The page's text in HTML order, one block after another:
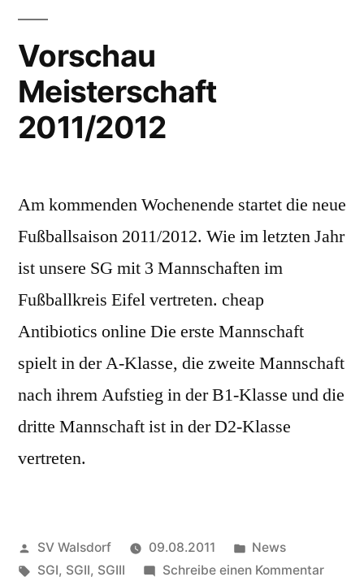
I
Vorschau
Meisterschaft
2011/2012
Am kommenden Wochenende startet die neue
Fußballsaison 2011/2012. Wie im letzten Jahr
ist unsere SG mit 3 Mannschaften im
Fußballkreis Eifel vertreten. cheap
Antibiotics online Die erste Mannschaft
spielt in der A-Klasse, die zweite Mannschaft
nach ihrem Aufstieg in der B1-Klasse und die
dritte Mannschaft ist in der D2-Klasse
vertreten.
Veröffentlicht
von
SV Walsdorf 09.08.2011
Veröffentlicht
in
News
Schlagwörter:
SGI, SGII, SGIII Schreibe einen Kommentarzu